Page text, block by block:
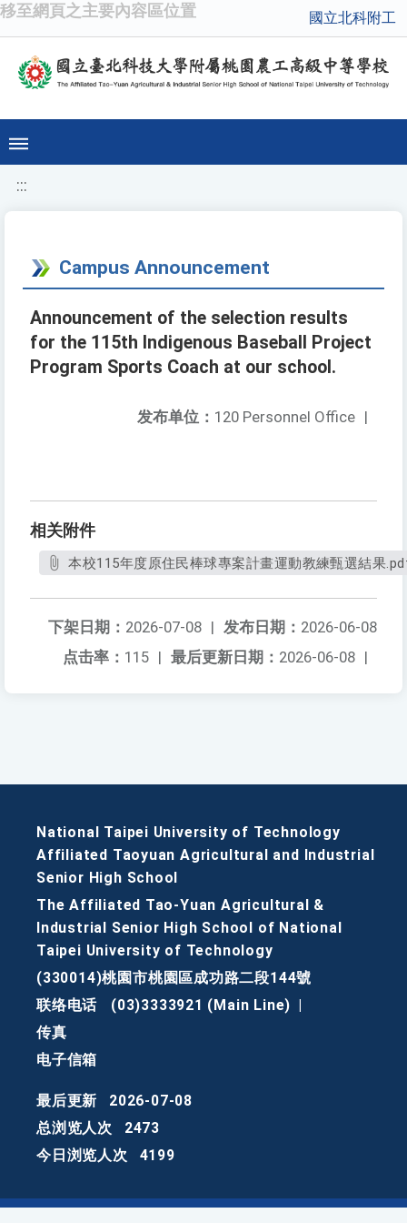
移至網頁之主要內容區位置 國立北科附工
:::
Campus Announcement
Announcement of the selection results
for the 115th Indigenous Baseball Project
Program Sports Coach at our school.
发布单位： 120 Personnel Office |
相关附件
本校115年度原住民棒球專案計畫運動教練甄選結果
发布日期： 2026-06-08
下架日期： 2026-07-08 |
最后更新日期： 2026-06-08 |
点击率： 115 |
National Taipei University of Technology
Affiliated Taoyuan Agricultural and Industrial
Senior High School
The Affiliated Tao-Yuan Agricultural &
Industrial Senior High School of National
Taipei University of Technology
(330014)桃園市桃園區成功路二段144號
联络电话
(03)3333921 (Main Line)
传真
电子信箱
最后更新
2026-07-08
总浏览人次
2473
今日浏览人次
4199